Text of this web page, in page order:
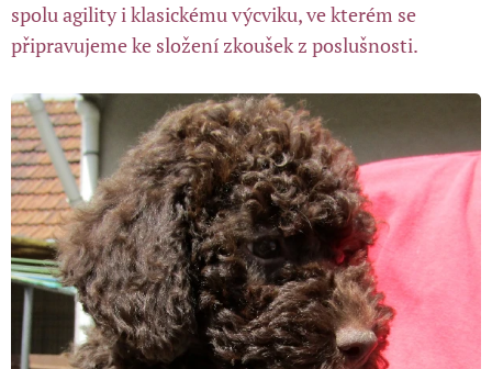
spolu agility i klasickému výcviku, ve kterém se
připravujeme ke složení zkoušek z poslušnosti.